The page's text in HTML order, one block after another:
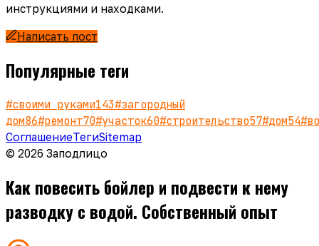
инструкциями и находками.
Написать пост
Популярные теги
#своими руками143#загородный
дом86#ремонт70#участок60#строительство57#дом54#
СоглашениеТегиSitemap
© 2026 Заподлицо
Как повесить бойлер и подвести к нему
разводку с водой. Собственный опыт